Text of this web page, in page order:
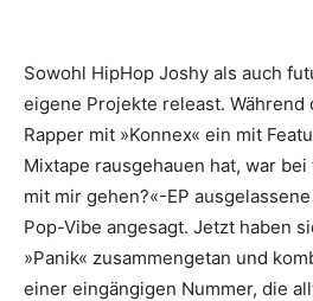
Sowohl HipHop Joshy als auch
eigene Projekte releast.
Rapper mit »Konnex« ein mit
Mixtape rausgehauen hat, war
mit mir gehen?«-EP
Pop-Vibe angesagt. Jetzt haben
»Panik« zusammengetan und
einer eingängigen Nummer, die